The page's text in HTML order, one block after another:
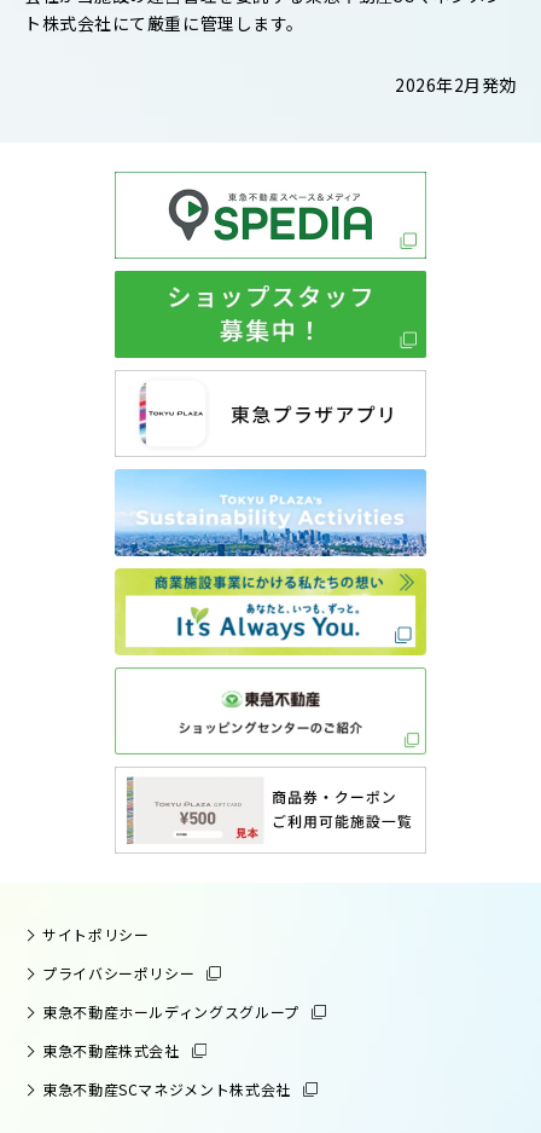
ト株式会社にて厳重に管理します。
2026年2月発効
サイトポリシー
プライバシーポリシー
東急不動産ホールディングスグループ
東急不動産株式会社
東急不動産SCマネジメント株式会社